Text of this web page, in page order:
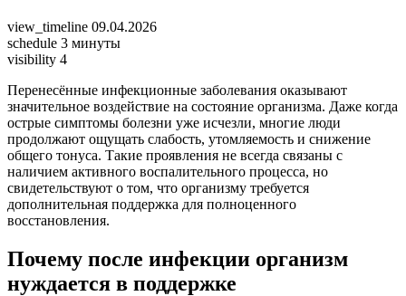
view_timeline 09.04.2026
schedule 3 минуты
visibility 4
Перенесённые инфекционные заболевания оказывают
значительное воздействие на состояние организма. Даже когда
острые симптомы болезни уже исчезли, многие люди
продолжают ощущать слабость, утомляемость и снижение
общего тонуса. Такие проявления не всегда связаны с
наличием активного воспалительного процесса, но
свидетельствуют о том, что организму требуется
дополнительная поддержка для полноценного
восстановления.
Почему после инфекции организм
нуждается в поддержке